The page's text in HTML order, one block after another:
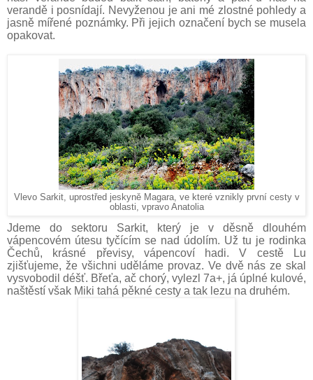
verandě i posnídají. Nevyženou je ani mé zlostné pohledy a
jasně mířené poznámky. Při jejich označení bych se musela
opakovat.
Vlevo Sarkit, uprostřed jeskyně Magara, ve které vznikly první cesty v
oblasti, vpravo Anatolia
Jdeme do sektoru Sarkit, který je v děsně dlouhém
vápencovém útesu tyčícím se nad údolím. Už tu je rodinka
Čechů, krásné převisy, vápencoví hadi. V cestě Lu
zjišťujeme, že všichni uděláme provaz. Ve dvě nás ze skal
vysvobodil déšť. Břeťa, ač chorý, vylezl 7a+, já úplné kulové,
naštěstí však Miki tahá pěkné cesty a tak lezu na druhém.